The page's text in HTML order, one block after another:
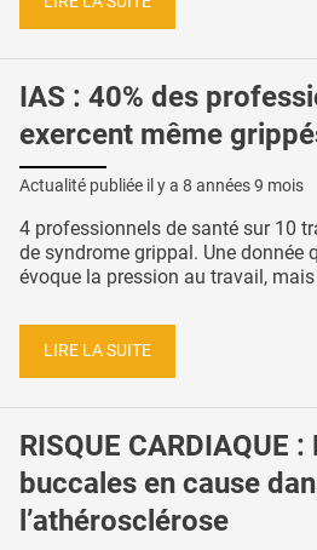
IAS : 40% des
exercent même
Actualité publiée il y a 8 années 9 mois
4 professionnels de santé sur 10
de syndrome grippal. Une donnée
évoque la pression au travail,
LIRE LA SUITE
RISQUE CARDIAQUE
buccales en cause
l’athérosclérose